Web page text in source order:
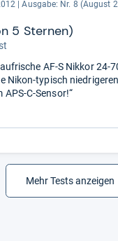
Ausgabe: Nr. 8 (August
5 Sternen)
AF-S Nikkor 24-
Nikon-typisch
C-Sensor!“
Mehr Tests anzeigen